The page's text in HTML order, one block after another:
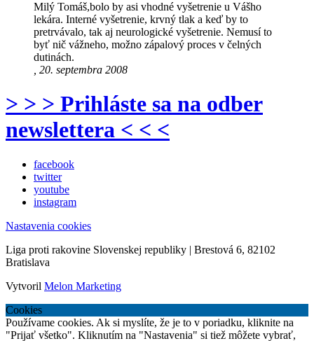
Milý Tomáš,bolo by asi vhodné vyšetrenie u Vášho
lekára. Interné vyšetrenie, krvný tlak a keď by to
pretrvávalo, tak aj neurologické vyšetrenie. Nemusí to
byť nič vážneho, možno zápalový proces v čelných
dutinách.
, 20. septembra 2008
> > > Prihláste sa na odber
newslettera < < <
facebook
twitter
youtube
instagram
Nastavenia cookies
Liga proti rakovine Slovenskej republiky | Brestová 6, 82102
Bratislava
Vytvoril Melon Marketing
Cookies
Používame cookies. Ak si myslíte, že je to v poriadku, kliknite na
"Prijať všetko". Kliknutím na "Nastavenia" si tiež môžete vybrať,